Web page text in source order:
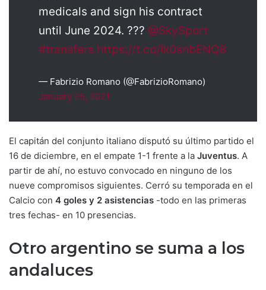
medicals and sign his contract
until June 2024. ??? @SkySport
#transfers https://t.co/Ik0snbENQ8
— Fabrizio Romano (@FabrizioRomano)
January 25, 2021
El capitán del conjunto italiano disputó su último partido el
16 de diciembre, en el empate 1-1 frente a la Juventus. A
partir de ahí, no estuvo convocado en ninguno de los
nueve compromisos siguientes. Cerró su temporada en el
Calcio con 4 goles y 2 asistencias -todo en las primeras
tres fechas- en 10 presencias.
Otro argentino se suma a los
andaluces